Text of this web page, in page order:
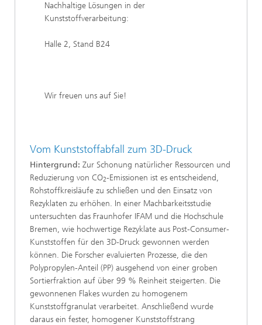
Nachhaltige Lösungen in der
Kunststoffverarbeitung:
Halle 2, Stand B24
Wir freuen uns auf Sie!
Vom Kunststoffabfall zum 3D-Druck
Hintergrund: Zur Schonung natürlicher Ressourcen und
Reduzierung von CO2-Emissionen ist es entscheidend,
Rohstoffkreisläufe zu schließen und den Einsatz von
Rezyklaten zu erhöhen. In einer Machbarkeitsstudie
untersuchten das Fraunhofer IFAM und die Hochschule
Bremen, wie hochwertige Rezyklate aus Post-Consumer-
Kunststoffen für den 3D-Druck gewonnen werden
können. Die Forscher evaluierten Prozesse, die den
Polypropylen-Anteil (PP) ausgehend von einer groben
Sortierfraktion auf über 99 % Reinheit steigerten. Die
gewonnenen Flakes wurden zu homogenem
Kunststoffgranulat verarbeitet. Anschließend wurde
daraus ein fester, homogener Kunststoffstrang